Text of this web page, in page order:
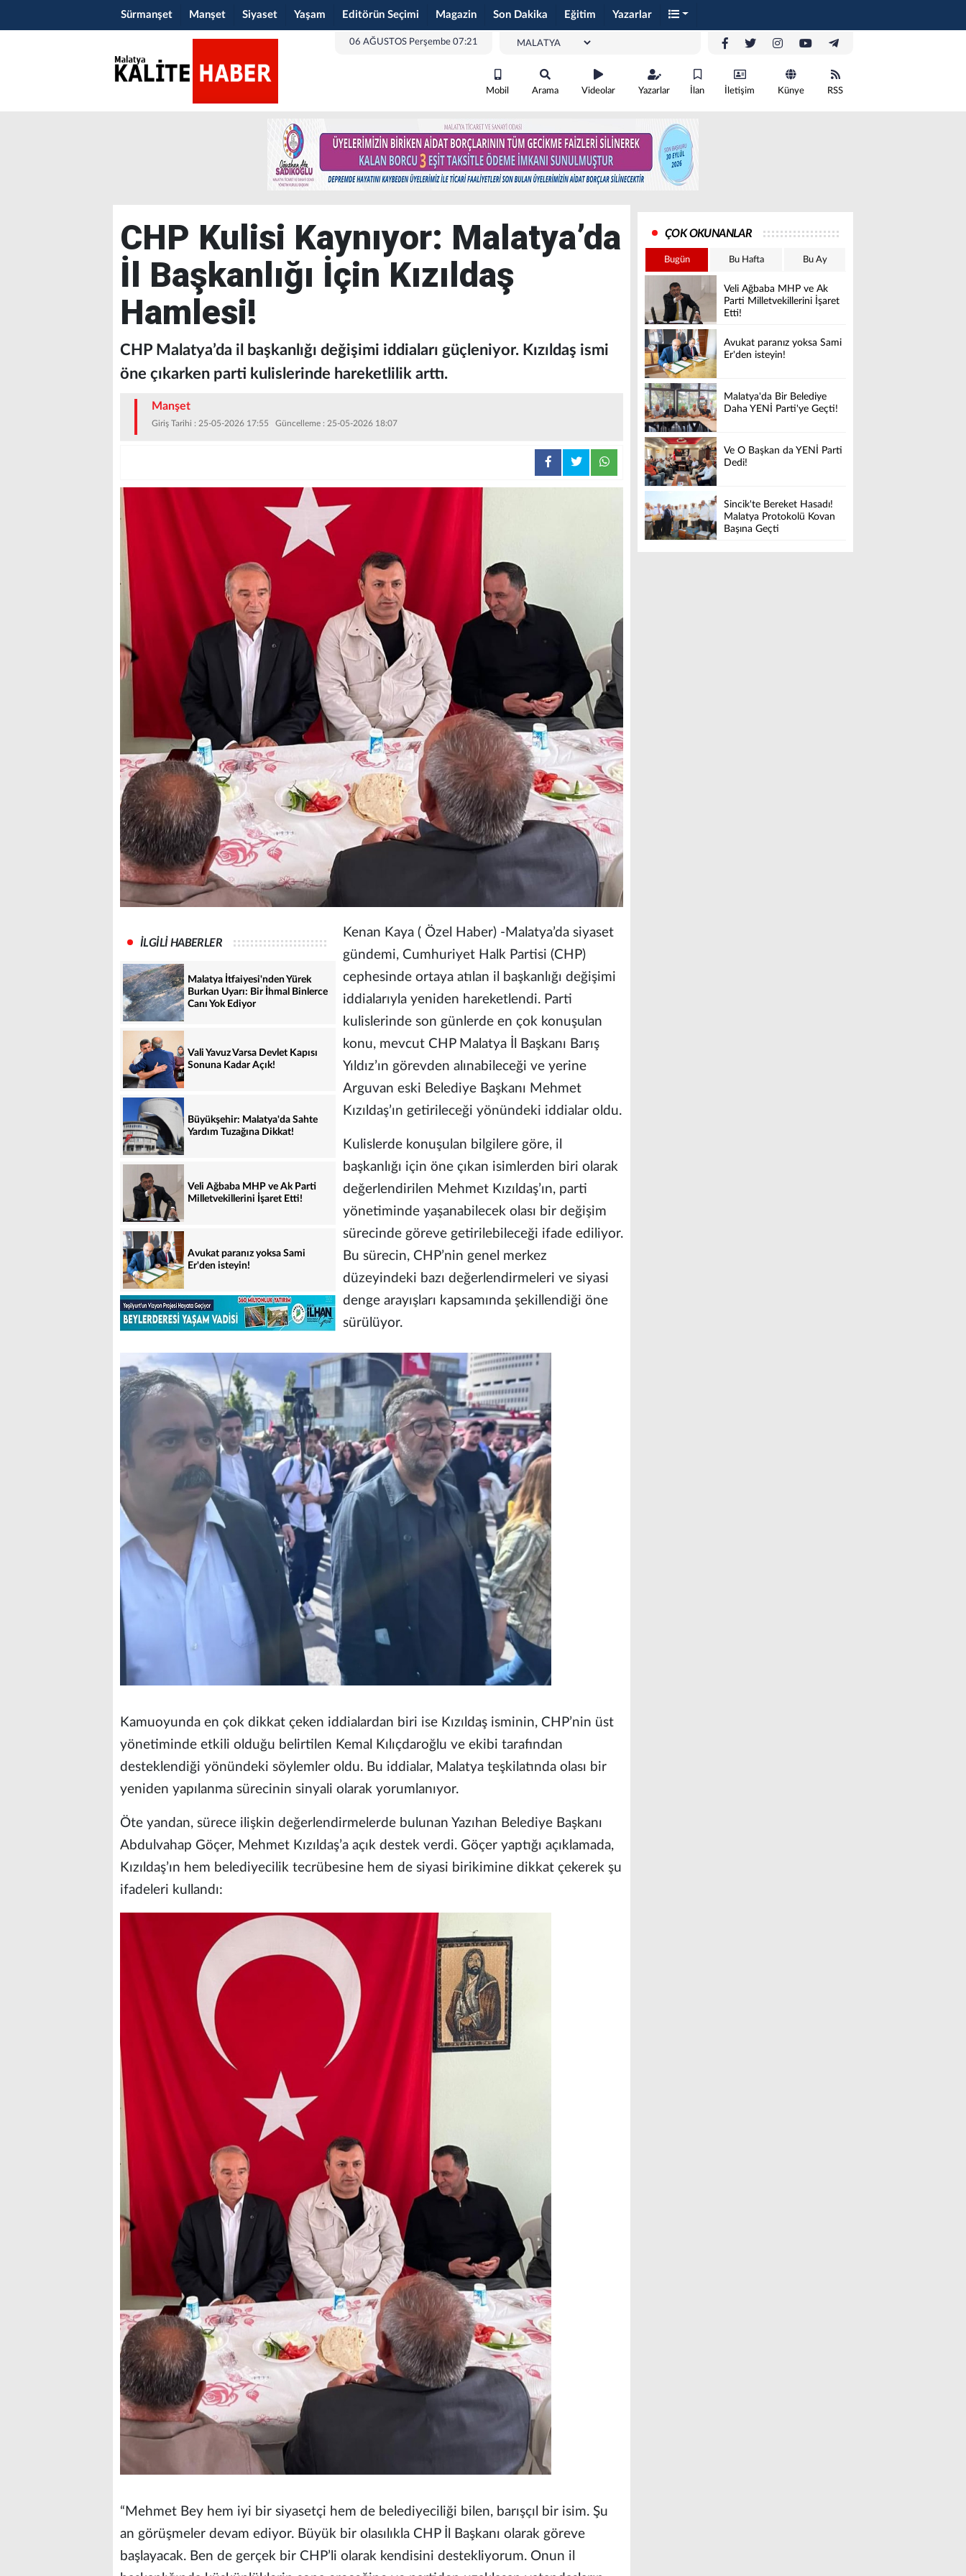
Sürmanşet Manşet Siyaset Yaşam Editörün Seçimi Magazin Son Dakika Eğitim Yazarlar
06 AĞUSTOS Perşembe 07:21
Mobil Arama Videolar Yazarlar İlan İletişim Künye RSS
CHP Kulisi Kaynıyor: Malatya’da
İl Başkanlığı İçin Kızıldaş
Hamlesi!
CHP Malatya’da il başkanlığı değişimi iddiaları güçleniyor. Kızıldaş ismi
öne çıkarken parti kulislerinde hareketlilik arttı.
Manşet
Giriş Tarihi : 25-05-2026 17:55 Güncelleme : 25-05-2026 18:07
İLGİLİ HABERLER
Malatya İtfaiyesi'nden Yürek
Burkan Uyarı: Bir İhmal Binlerce
Canı Yok Ediyor
Vali Yavuz Varsa Devlet Kapısı
Sonuna Kadar Açık!
Büyükşehir: Malatya'da Sahte
Yardım Tuzağına Dikkat!
Veli Ağbaba MHP ve Ak Parti
Milletvekillerini İşaret Etti!
Avukat paranız yoksa Sami
Er'den isteyin!
Kenan Kaya ( Özel Haber) -Malatya’da siyaset
gündemi, Cumhuriyet Halk Partisi (CHP)
cephesinde ortaya atılan il başkanlığı değişimi
iddialarıyla yeniden hareketlendi. Parti
kulislerinde son günlerde en çok konuşulan
konu, mevcut CHP Malatya İl Başkanı Barış
Yıldız’ın görevden alınabileceği ve yerine
Arguvan eski Belediye Başkanı Mehmet
Kızıldaş’ın getirileceği yönündeki iddialar oldu.
Kulislerde konuşulan bilgilere göre, il
başkanlığı için öne çıkan isimlerden biri olarak
değerlendirilen Mehmet Kızıldaş’ın, parti
yönetiminde yaşanabilecek olası bir değişim
sürecinde göreve getirilebileceği ifade ediliyor.
Bu sürecin, CHP’nin genel merkez
düzeyindeki bazı değerlendirmeleri ve siyasi
denge arayışları kapsamında şekillendiği öne
sürülüyor.
Kamuoyunda en çok dikkat çeken iddialardan biri ise Kızıldaş isminin, CHP’nin üst
yönetiminde etkili olduğu belirtilen Kemal Kılıçdaroğlu ve ekibi tarafından
desteklendiği yönündeki söylemler oldu. Bu iddialar, Malatya teşkilatında olası bir
yeniden yapılanma sürecinin sinyali olarak yorumlanıyor.
Öte yandan, sürece ilişkin değerlendirmelerde bulunan Yazıhan Belediye Başkanı
Abdulvahap Göçer, Mehmet Kızıldaş’a açık destek verdi. Göçer yaptığı açıklamada,
Kızıldaş’ın hem belediyecilik tecrübesine hem de siyasi birikimine dikkat çekerek şu
ifadeleri kullandı:
“Mehmet Bey hem iyi bir siyasetçi hem de belediyeciliği bilen, barışçıl bir isim. Şu
an görüşmeler devam ediyor. Büyük bir olasılıkla CHP İl Başkanı olarak göreve
başlayacak. Ben de gerçek bir CHP’li olarak kendisini destekliyorum. Onun il
ÇOK OKUNANLAR
Bugün Bu Hafta Bu Ay
Veli Ağbaba MHP ve Ak
Parti Milletvekillerini İşaret
Etti!
Avukat paranız yoksa Sami
Er'den isteyin!
Malatya'da Bir Belediye
Daha YENİ Parti'ye Geçti!
Ve O Başkan da YENİ Parti
Dedi!
Sincik'te Bereket Hasadı!
Malatya Protokolü Kovan
Başına Geçti